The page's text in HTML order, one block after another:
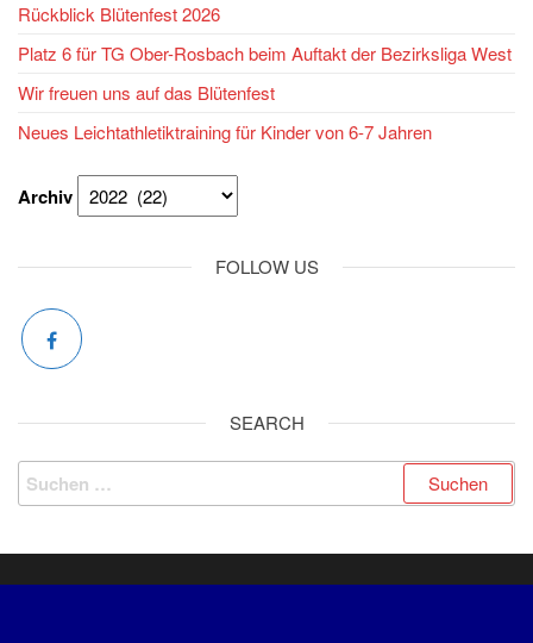
Rückblick Blütenfest 2026
Platz 6 für TG Ober-Rosbach beim Auftakt der Bezirksliga West
Wir freuen uns auf das Blütenfest
Neues Leichtathletiktraining für Kinder von 6-7 Jahren
Archiv
FOLLOW US
SEARCH
Suchen
nach: